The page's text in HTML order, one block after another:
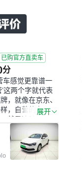
已购官方直卖车
分
车感觉更靠谱一
’这两个字就代表
，就像在京东、
，自营的东西可
就是这种刻板印
二手车的时候，
过事故车、泡水车
的检测报告其实
顾虑，因为我也
展开